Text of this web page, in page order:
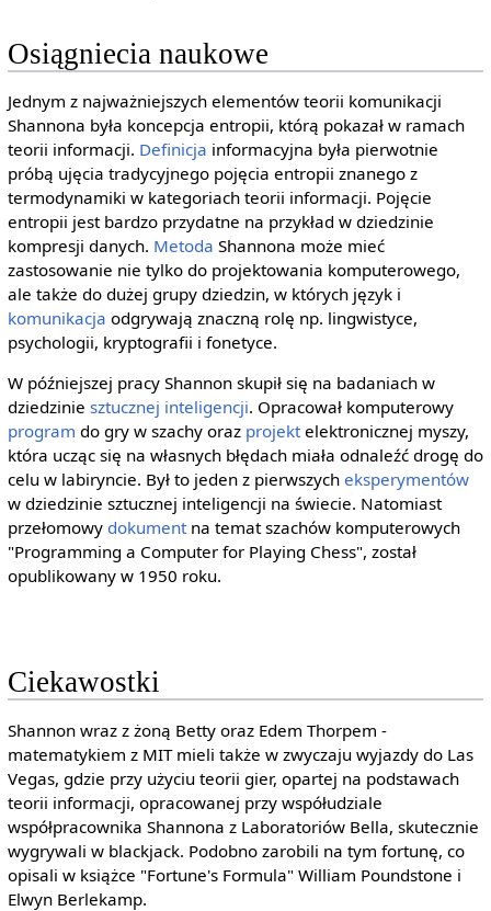
Osiągniecia naukowe
Jednym z najważniejszych elementów teorii komunikacji
Shannona była koncepcja entropii, którą pokazał w ramach
teorii informacji. Definicja informacyjna była pierwotnie
próbą ujęcia tradycyjnego pojęcia entropii znanego z
termodynamiki w kategoriach teorii informacji. Pojęcie
entropii jest bardzo przydatne na przykład w dziedzinie
kompresji danych. Metoda Shannona może mieć
zastosowanie nie tylko do projektowania komputerowego,
ale także do dużej grupy dziedzin, w których język i
komunikacja odgrywają znaczną rolę np. lingwistyce,
psychologii, kryptografii i fonetyce.
W późniejszej pracy Shannon skupił się na badaniach w
dziedzinie sztucznej inteligencji. Opracował komputerowy
program do gry w szachy oraz projektelektronicznej myszy,
która ucząc się na własnych błędach miała odnaleźć drogę do
celu w labiryncie. Był to jeden z pierwszych eksperymentów
w dziedzinie sztucznej inteligencji na świecie. Natomiast
przełomowy dokumentna temat szachów komputerowych
"Programming a Computer for Playing Chess", został
opublikowany w 1950 roku.
Ciekawostki
Shannon wraz z żoną Betty oraz Edem Thorpem -
matematykiem z MIT mieli także w zwyczaju wyjazdy do Las
Vegas, gdzie przy użyciu teorii gier, opartej na podstawach
teorii informacji, opracowanej przy współudziale
współpracownika Shannona z Laboratoriów Bella, skutecznie
wygrywali w blackjack. Podobno zarobili na tym fortunę, co
opisali w książce "Fortune's Formula" William Poundstone i
Elwyn Berlekamp.